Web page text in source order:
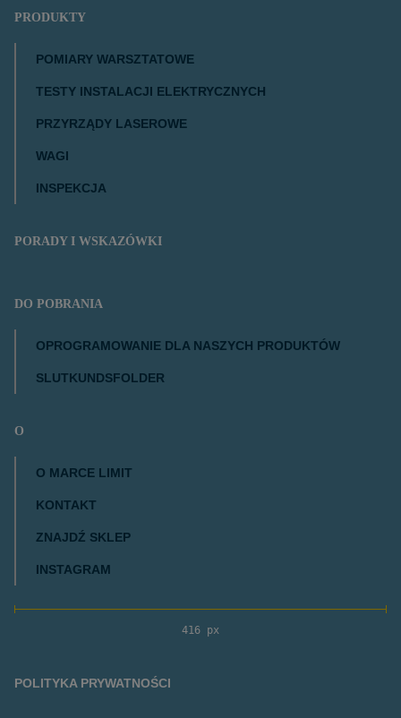
PRODUKTY
POMIARY WARSZTATOWE
TESTY INSTALACJI ELEKTRYCZNYCH
PRZYRZĄDY LASEROWE
WAGI
INSPEKCJA
PORADY I WSKAZÓWKI
DO POBRANIA
OPROGRAMOWANIE DLA NASZYCH PRODUKTÓW
SLUTKUNDSFOLDER
O
O MARCE LIMIT
KONTAKT
ZNAJDŹ SKLEP
INSTAGRAM
416 px
POLITYKA PRYWATNOŚCI